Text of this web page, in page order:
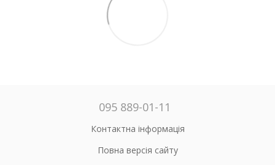
095 889-01-11
Контактна інформація
Повна версія сайту